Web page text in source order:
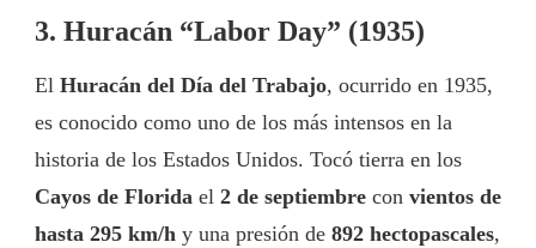
3. Huracán “Labor Day” (1935)
El Huracán del Día del Trabajo, ocurrido en 1935,
es conocido como uno de los más intensos en la
historia de los Estados Unidos. Tocó tierra en los
Cayos de Florida el 2 de septiembre con vientos de
hasta 295 km/h y una presión de 892 hectopascales,